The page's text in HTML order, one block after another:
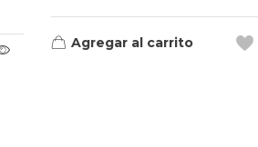
Agregar al carrito